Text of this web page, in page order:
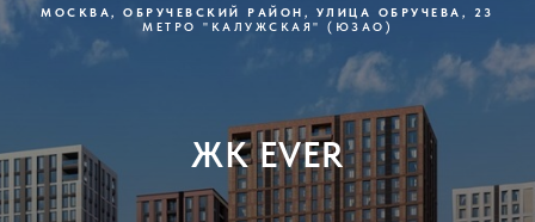
МОСКВА, ОБРУЧЕВСКИЙ РАЙОН, УЛИЦА ОБРУЧЕВА, 23
МЕТРО "КАЛУЖСКАЯ" (ЮЗАО)
ЖК EVER